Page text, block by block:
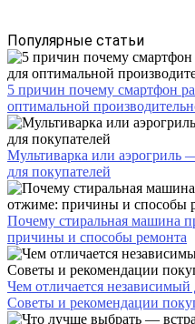
Популярные статьи
5 причин почему смартфон
оптимальной
Мультиварка или аэрогриль
для покупателей
Почему стиральная машина
причины и способы ремонта
Чем отличается
Советы и рекомендации